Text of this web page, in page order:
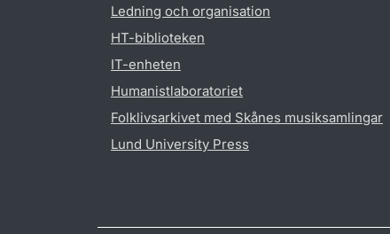
Ledning och organisation
HT-biblioteken
IT-enheten
Humanistlaboratoriet
Folklivsarkivet med Skånes musiksamlingar
Lund University Press